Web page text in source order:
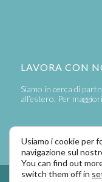
LAVORA CON
Siamo in cerca di
all’estero. Per
Usiamo i cookie per
navigazione sul
You can find out
switch them off in